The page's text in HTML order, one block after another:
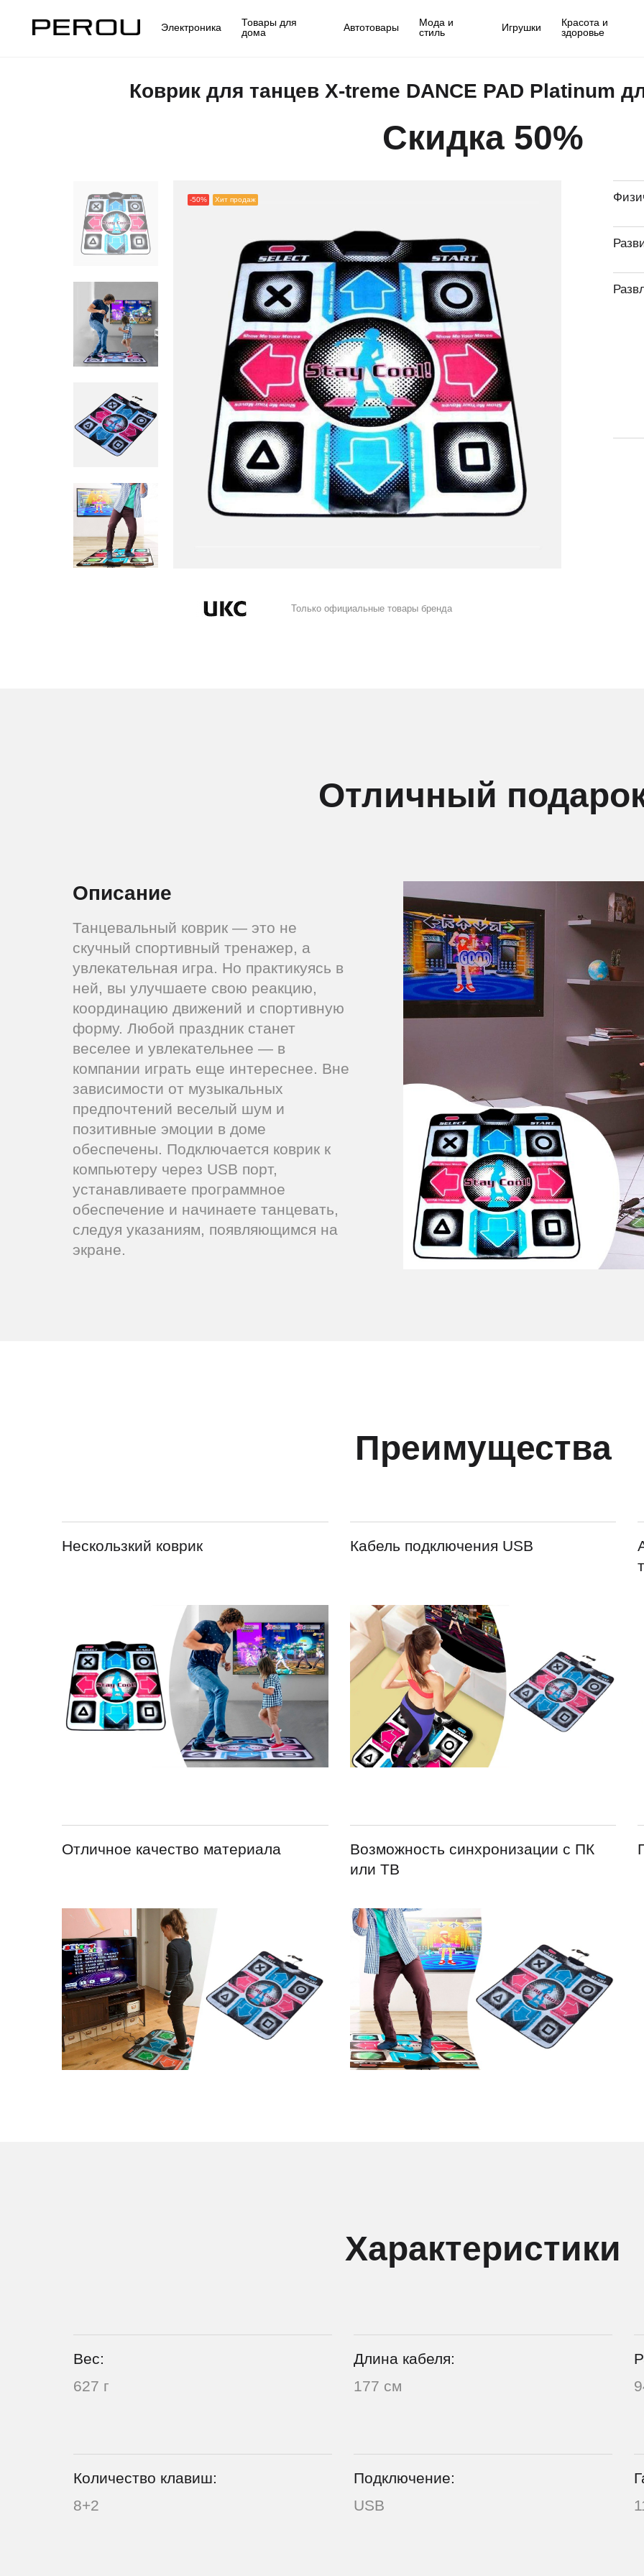
Электроника Товары для
дома Автотовары Мода и
стиль Игрушки Красота и
здоровье
Коврик для танцев X-treme DANCE PAD Platinum
Скидка 50%
-50% Хит продаж
Только официальные товары бренда
Отличный
Описание
Танцевальный коврик — это не
скучный спортивный тренажер, а
увлекательная игра. Но практикуясь в
ней, вы улучшаете свою реакцию,
координацию движений и спортивную
форму. Любой праздник станет
веселее и увлекательнее — в
компании играть еще интереснее. Вне
зависимости от музыкальных
предпочтений веселый шум и
позитивные эмоции в доме
обеспечены. Подключается коврик к
компьютеру через USB порт,
устанавливаете программное
обеспечение и начинаете танцевать,
следуя указаниям, появляющимся на
экране.
Преимущества
Нескользкий коврик Кабель подключения USB
Отличное качество материала
Возможность синхронизации с ПК
или ТВ
Характеристики
Вес:
627 г
Длина кабеля:
177 см
Количество клавиш:
8+2
Подключение:
USB